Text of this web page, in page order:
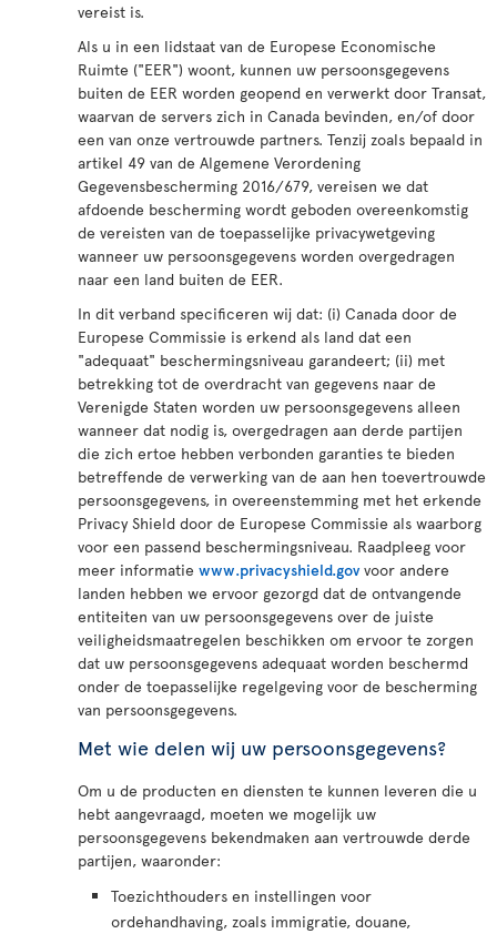
vereist is.
Als u in een lidstaat van de Europese Economische
Ruimte ("EER") woont, kunnen uw persoonsgegevens
buiten de EER worden geopend en verwerkt door Transat,
waarvan de servers zich in Canada bevinden, en/of door
een van onze vertrouwde partners. Tenzij zoals bepaald in
artikel 49 van de Algemene Verordening
Gegevensbescherming 2016/679, vereisen we dat
afdoende bescherming wordt geboden overeenkomstig
de vereisten van de toepasselijke privacywetgeving
wanneer uw persoonsgegevens worden overgedragen
naar een land buiten de EER.
In dit verband specificeren wij dat: (i) Canada door de
Europese Commissie is erkend als land dat een
"adequaat" beschermingsniveau garandeert; (ii) met
betrekking tot de overdracht van gegevens naar de
Verenigde Staten worden uw persoonsgegevens alleen
wanneer dat nodig is, overgedragen aan derde partijen
die zich ertoe hebben verbonden garanties te bieden
betreffende de verwerking van de aan hen toevertrouwde
persoonsgegevens, in overeenstemming met het erkende
Privacy Shield door de Europese Commissie als waarborg
voor een passend beschermingsniveau. Raadpleeg voor
meer informatie www.privacyshield.gov voor andere
landen hebben we ervoor gezorgd dat de ontvangende
entiteiten van uw persoonsgegevens over de juiste
veiligheidsmaatregelen beschikken om ervoor te zorgen
dat uw persoonsgegevens adequaat worden beschermd
onder de toepasselijke regelgeving voor de bescherming
van persoonsgegevens.
Met wie delen wij uw persoonsgegevens?
Om u de producten en diensten te kunnen leveren die u
hebt aangevraagd, moeten we mogelijk uw
persoonsgegevens bekendmaken aan vertrouwde derde
partijen, waaronder:
Toezichthouders en instellingen voor
ordehandhaving, zoals immigratie, douane,